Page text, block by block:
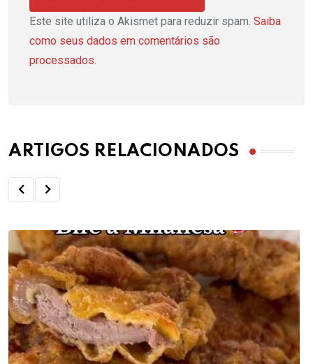
Este site utiliza o Akismet para reduzir spam. Saiba
como seus dados em comentários são
processados
ARTIGOS RELACIONADOS